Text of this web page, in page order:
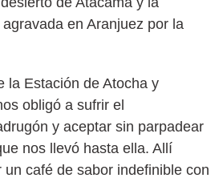
en Aranjuez por la
la Estación de Atocha y
obligó a sufrir el
y aceptar sin parpadear
nos llevó hasta ella. Allí
café de sabor indefinible con